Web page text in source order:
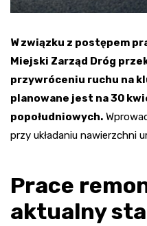
W związku z postępem
Miejski Zarząd Dróg
przywróceniu ruchu na
planowane jest na 30
popołudniowych.
przy układaniu nawierzchni
Prace
aktualny